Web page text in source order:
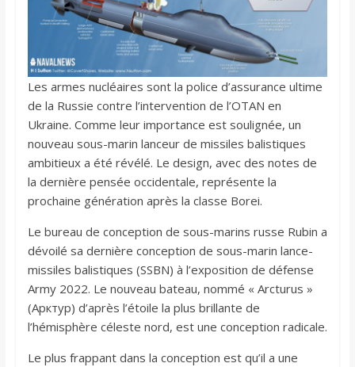
Les armes nucléaires sont la police d’assurance ultime
de la Russie contre l’intervention de l’OTAN en
Ukraine. Comme leur importance est soulignée, un
nouveau sous-marin lanceur de missiles balistiques
ambitieux a été révélé. Le design, avec des notes de
la dernière pensée occidentale, représente la
prochaine génération après la classe Borei.
Le bureau de conception de sous-marins russe Rubin a
dévoilé sa dernière conception de sous-marin lance-
missiles balistiques (SSBN) à l’exposition de défense
Army 2022. Le nouveau bateau, nommé « Arcturus »
(Арктур) d’après l’étoile la plus brillante de
l’hémisphère céleste nord, est une conception radicale.
Le plus frappant dans la conception est qu’il a une